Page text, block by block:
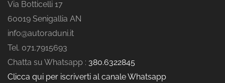
Via Botticelli 17
60019 Senigallia AN
info@autoraduni.it
Tel. 071.7915693
Chatta su Whatsapp : 380.6322845
Clicca qui per iscriverti al canale Whatsapp